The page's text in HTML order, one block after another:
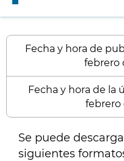
Fecha y hora de
febrero
Fecha y hora de la
febrero
Se puede
siguientes